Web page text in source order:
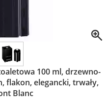
100 ml, drzewno-
flakon, elegancki, trwały,
Blanc